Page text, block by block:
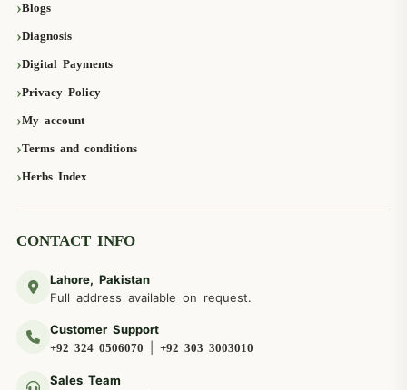
Blogs
Diagnosis
Digital Payments
Privacy Policy
My account
Terms and conditions
Herbs Index
CONTACT INFO
Lahore, Pakistan
Full address available on request.
Customer Support
+92 324 0506070 +92 303 3003010
Sales Team